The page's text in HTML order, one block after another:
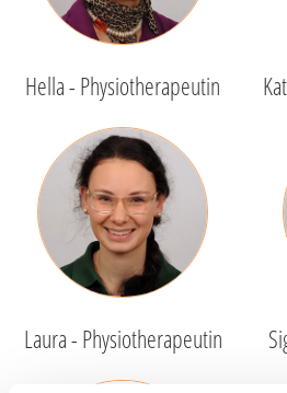
Hella - Physiotherapeutin
Laura - Physiotherapeutin